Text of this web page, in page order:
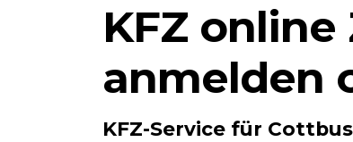
KFZ
anmelden
KFZ-Service für Cottbus